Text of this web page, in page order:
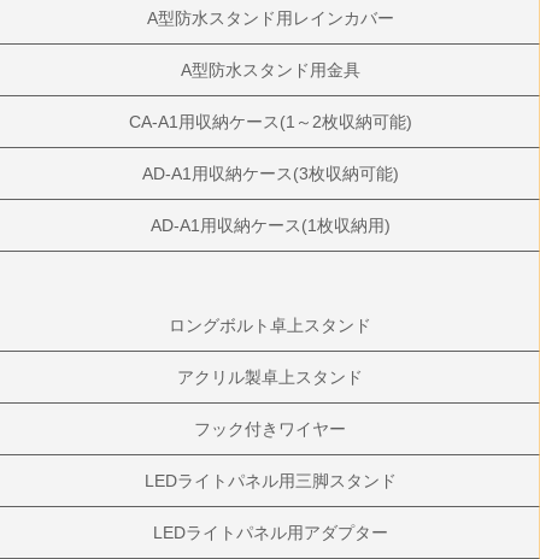
A型防水スタンド用レインカバー
A型防水スタンド用金具
CA-A1用収納ケース(1～2枚収納可能)
AD-A1用収納ケース(3枚収納可能)
AD-A1用収納ケース(1枚収納用)
ロングボルト卓上スタンド
アクリル製卓上スタンド
フック付きワイヤー
LEDライトパネル用三脚スタンド
LEDライトパネル用アダプター